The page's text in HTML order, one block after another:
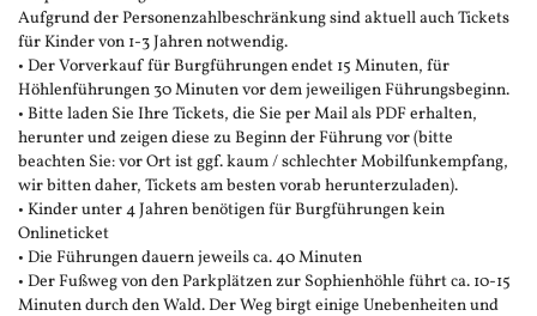
Aufgrund der Personenzahlbeschränkung sind aktuell auch Tickets
für Kinder von 1-3 Jahren notwendig.
• Der Vorverkauf für Burgführungen endet 15 Minuten, für
Höhlenführungen 30 Minuten vor dem jeweiligen Führungsbeginn.
• Bitte laden Sie Ihre Tickets, die Sie per Mail als PDF erhalten,
herunter und zeigen diese zu Beginn der Führung vor (bitte
beachten Sie: vor Ort ist ggf. kaum / schlechter Mobilfunkempfang,
wir bitten daher, Tickets am besten vorab herunterzuladen).
• Kinder unter 4 Jahren benötigen für Burgführungen kein
Onlineticket
• Die Führungen dauern jeweils ca. 40 Minuten
• Der Fußweg von den Parkplätzen zur Sophienhöhle führt ca. 10-15
Minuten durch den Wald. Der Weg birgt einige Unebenheiten und